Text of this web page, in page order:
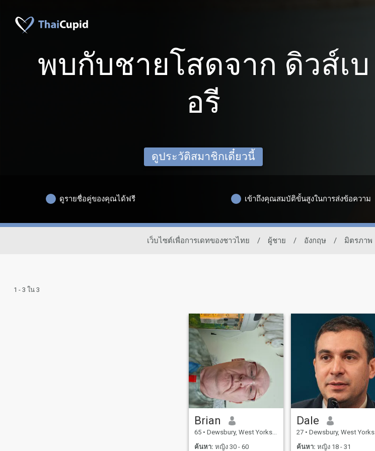
พบกับชายโสดจาก ดิวส์เบ
อรี
ดูประวัติสมาชิกเดี๋ยวนี้
ดูรายชื่อคู่ของคุณได้ฟรี เข้าถึงคุณสมบัติขั้นสูงในการส่งข้อความ
เว็บไซต์เพื่อการเดทของชาวไทย / ผู้ชาย / อังกฤษ / มิตรภาพ
1 - 3 ใน 3
Brian
65 • Dewsbury, West Yorkshire, อังกฤษ
ค้นหา: หญิง 30 - 60
Dale
27 • Dewsbury, West Yorkshire, อังกฤษ
ค้นหา: หญิง 18 - 31